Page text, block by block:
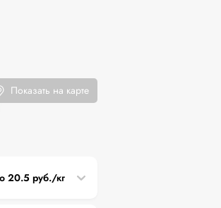
Показать на карте
20.5 руб./кг